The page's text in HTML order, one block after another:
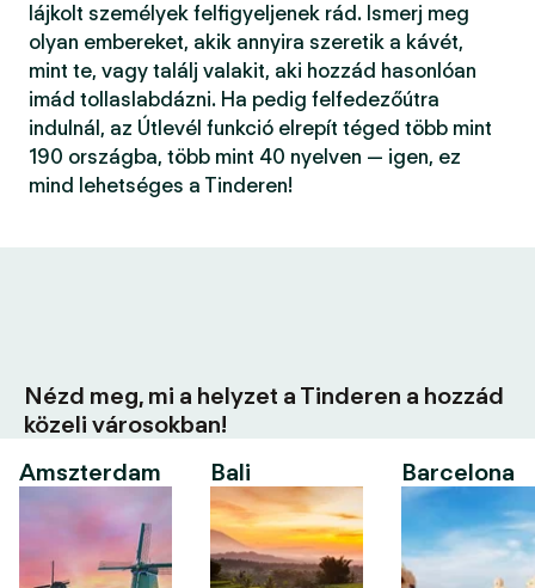
lájkolt személyek felfigyeljenek rád. Ismerj meg
olyan embereket, akik annyira szeretik a kávét,
mint te, vagy találj valakit, aki hozzád hasonlóan
imád tollaslabdázni. Ha pedig felfedezőútra
indulnál, az Útlevél funkció elrepít téged több mint
190 országba, több mint 40 nyelven — igen, ez
mind lehetséges a Tinderen!
Nézd meg, mi a helyzet a Tinderen a hozzád
közeli városokban!
Amszterdam
Bali Barcelona